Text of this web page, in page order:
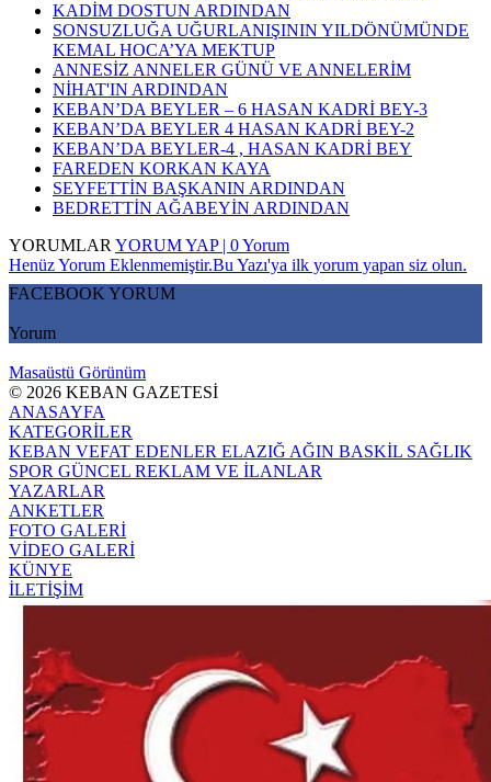
KADİM DOSTUN ARDINDAN
SONSUZLUĞA UĞURLANIŞININ YILDÖNÜMÜNDE
KEMAL HOCA’YA MEKTUP
ANNESİZ ANNELER GÜNÜ VE ANNELERİM
NİHAT'IN ARDINDAN
KEBAN’DA BEYLER – 6 HASAN KADRİ BEY-3
KEBAN’DA BEYLER 4 HASAN KADRİ BEY-2
KEBAN’DA BEYLER-4 , HASAN KADRİ BEY
FAREDEN KORKAN KAYA
SEYFETTİN BAŞKANIN ARDINDAN
BEDRETTİN AĞABEYİN ARDINDAN
YORUMLAR YORUM YAP | 0 Yorum
Henüz Yorum Eklenmemiştir.Bu Yazı'ya ilk yorum yapan siz olun.
FACEBOOK YORUM
Yorum
Masaüstü Görünüm
© 2026 KEBAN GAZETESİ
ANASAYFA
KATEGORİLER
KEBAN VEFAT EDENLER ELAZIĞ AĞIN BASKİL SAĞLIK
SPOR GÜNCEL REKLAM VE İLANLAR
YAZARLAR
ANKETLER
FOTO GALERİ
VİDEO GALERİ
KÜNYE
İLETİŞİM